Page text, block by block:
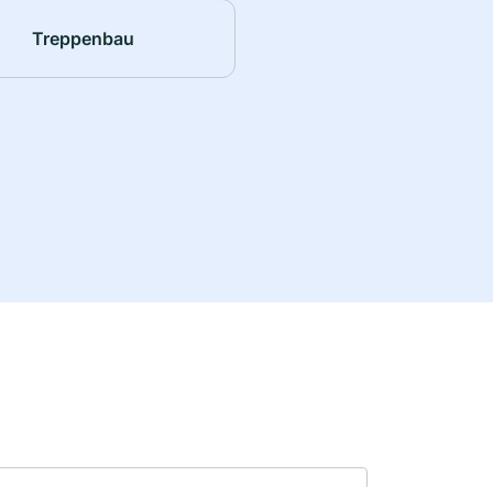
Treppenbau